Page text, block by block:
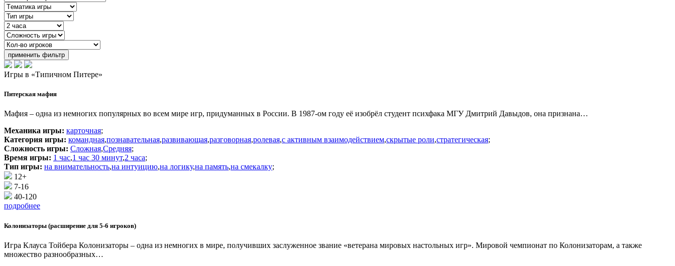
применить фильтр
Игры в «Типичном Питере»
Питерская мафия
Мафия – одна из немногих популярных во всем мире игр, придуманных в России. В 1987-ом году её изобрёл студент психфака МГУ Дмитрий Давыдов, она признана…
Механика игры: карточная;
Категория игры: командная,познавательная,развивающая,разговорная,ролевая,с активным взаимодействием,скрытые роли,стратегическая;
Сложность игры: Сложная,Средняя;
Время игры: 1 час,1 час 30 минут,2 часа;
Тип игры: на внимательность,на интуицию,на логику,на память,на смекалку;
12+
7-16
40-120
подробнее
Колонизаторы (расширение для 5-6 игроков)
Игра Клауса Тойбера Колонизаторы – одна из немногих в мире, получивших заслуженное звание «ветерана мировых настольных игр». Мировой чемпионат по Колонизаторам, а также
множество разнообразных…